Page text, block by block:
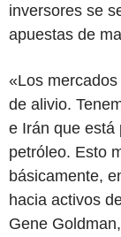
inversores se
apuestas de
«Los
de alivio.
e Irán que está
petróleo. Esto
básicamente,
hacia activos
Gene